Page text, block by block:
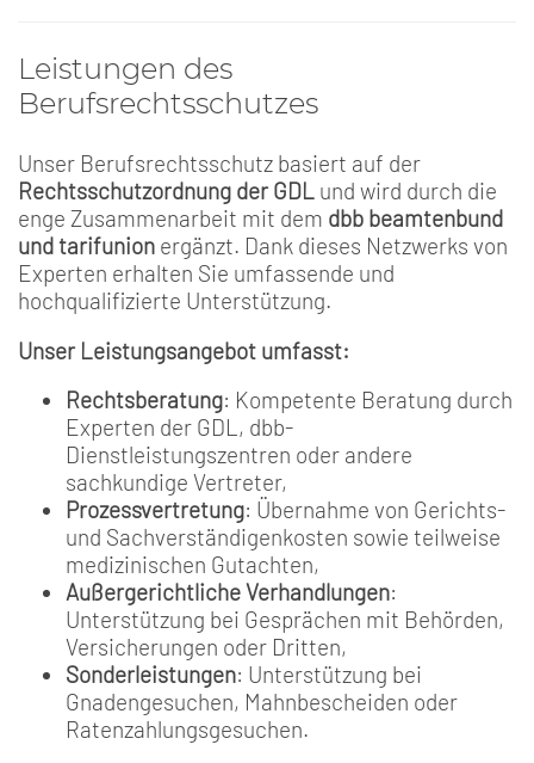
Leistungen des
Berufsrechtsschutzes
Unser Berufsrechtsschutz basiert auf der
Rechtsschutzordnung der GDL und wird durch die
enge Zusammenarbeit mit dem dbb beamtenbund
und tarifunion ergänzt. Dank dieses Netzwerks von
Experten erhalten Sie umfassende und
hochqualifizierte Unterstützung.
Unser Leistungsangebot umfasst:
Rechtsberatung: Kompetente Beratung durch
Experten der GDL, dbb-
Dienstleistungszentren oder andere
sachkundige Vertreter,
Prozessvertretung: Übernahme von Gerichts-
und Sachverständigenkosten sowie teilweise
medizinischen Gutachten,
Außergerichtliche Verhandlungen:
Unterstützung bei Gesprächen mit Behörden,
Versicherungen oder Dritten,
Sonderleistungen: Unterstützung bei
Gnadengesuchen, Mahnbescheiden oder
Ratenzahlungsgesuchen.